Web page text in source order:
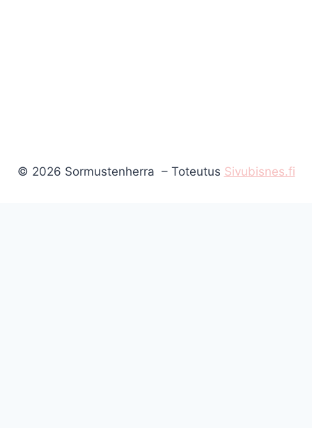
© 2026 Sormustenherra – Toteutus Sivubisnes.fi